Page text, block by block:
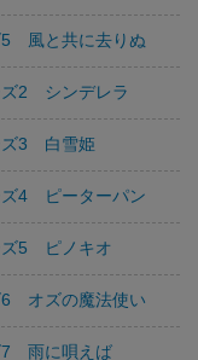
風と共に去りぬ
2 シンデレラ
ズ3 白雪姫
4 ピーターパン
ズ5 ピノキオ
オズの魔法使い
7 雨に唄えば